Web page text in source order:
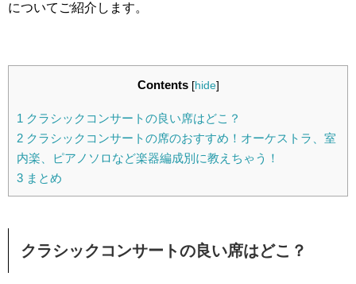
についてご紹介します。
Contents [hide]
1 クラシックコンサートの良い席はどこ？
2 クラシックコンサートの席のおすすめ！オーケストラ、室
内楽、ピアノソロなど楽器編成別に教えちゃう！
3 まとめ
クラシックコンサートの良い席はどこ？